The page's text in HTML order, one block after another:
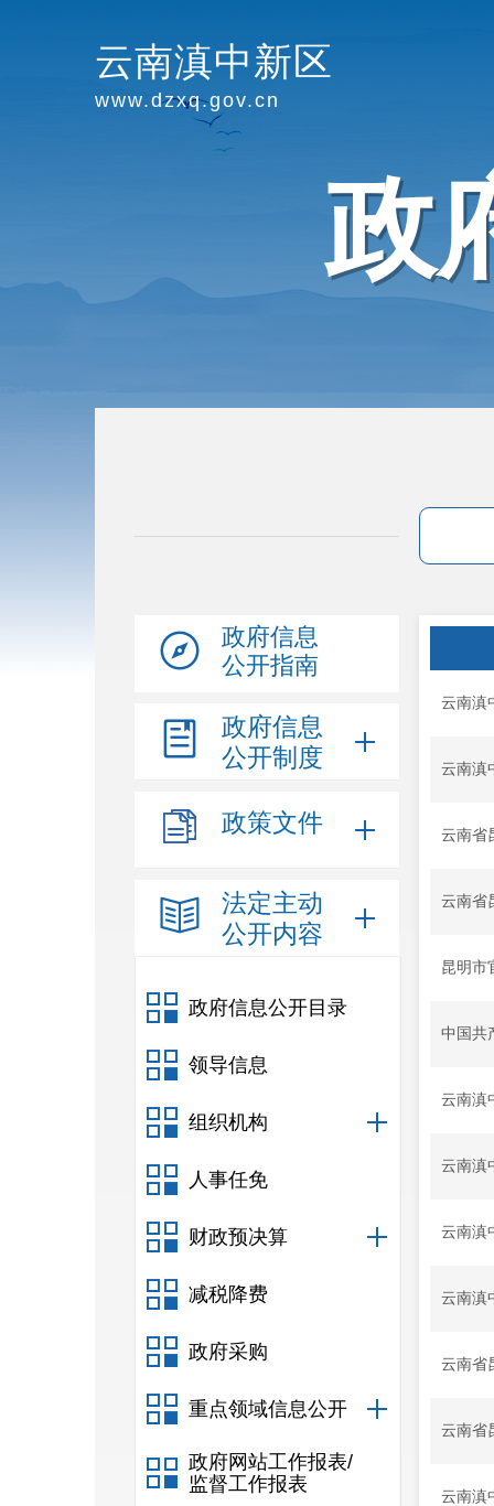
云南滇中新区
www.dzxq.gov.cn
政
政府信息
公开指南
政府信息
公开制度
政策文件
法定主动
公开内容
政府信息公开目录
领导信息
组织机构
人事任免
财政预决算
减税降费
政府采购
重点领域信息公开
政府网站工作报表/
监督工作报表
云南滇
云南滇
云南省
云南省
昆明市
中国共
云南滇
云南滇
云南滇
云南滇
云南省
云南省
云南滇